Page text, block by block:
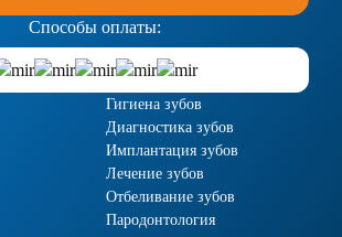
Способы оплаты:
Гигиена зубов
Диагностика зубов
Имплантация зубов
Лечение зубов
Отбеливание зубов
Пародонтология